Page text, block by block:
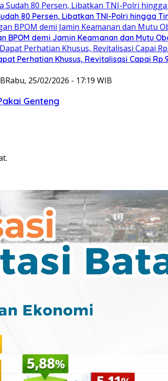
80 Persen, Libatkan TNI-Polri hingga
BPOM demi Jamin Keamanan dan Mutu
Perhatian Khusus, Revitalisasi Capai
Rabu, 25/02/2026 - 17:19 WIB
Genteng